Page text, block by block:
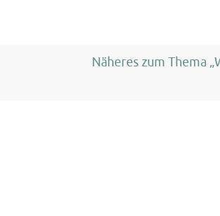
Näheres zum Thema